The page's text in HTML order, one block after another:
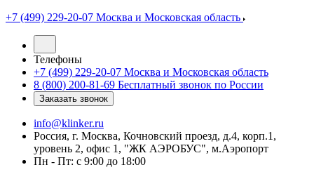
+7 (499) 229-20-07 Москва и Московская область
Телефоны
+7 (499) 229-20-07 Москва и Московская область
8 (800) 200-81-69 Бесплатный звонок по России
Заказать звонок
info@klinker.ru
Россия, г. Москва, Кочновский проезд, д.4, корп.1,
уровень 2, офис 1, "ЖК АЭРОБУС", м.Аэропорт
Пн - Пт: с 9:00 до 18:00